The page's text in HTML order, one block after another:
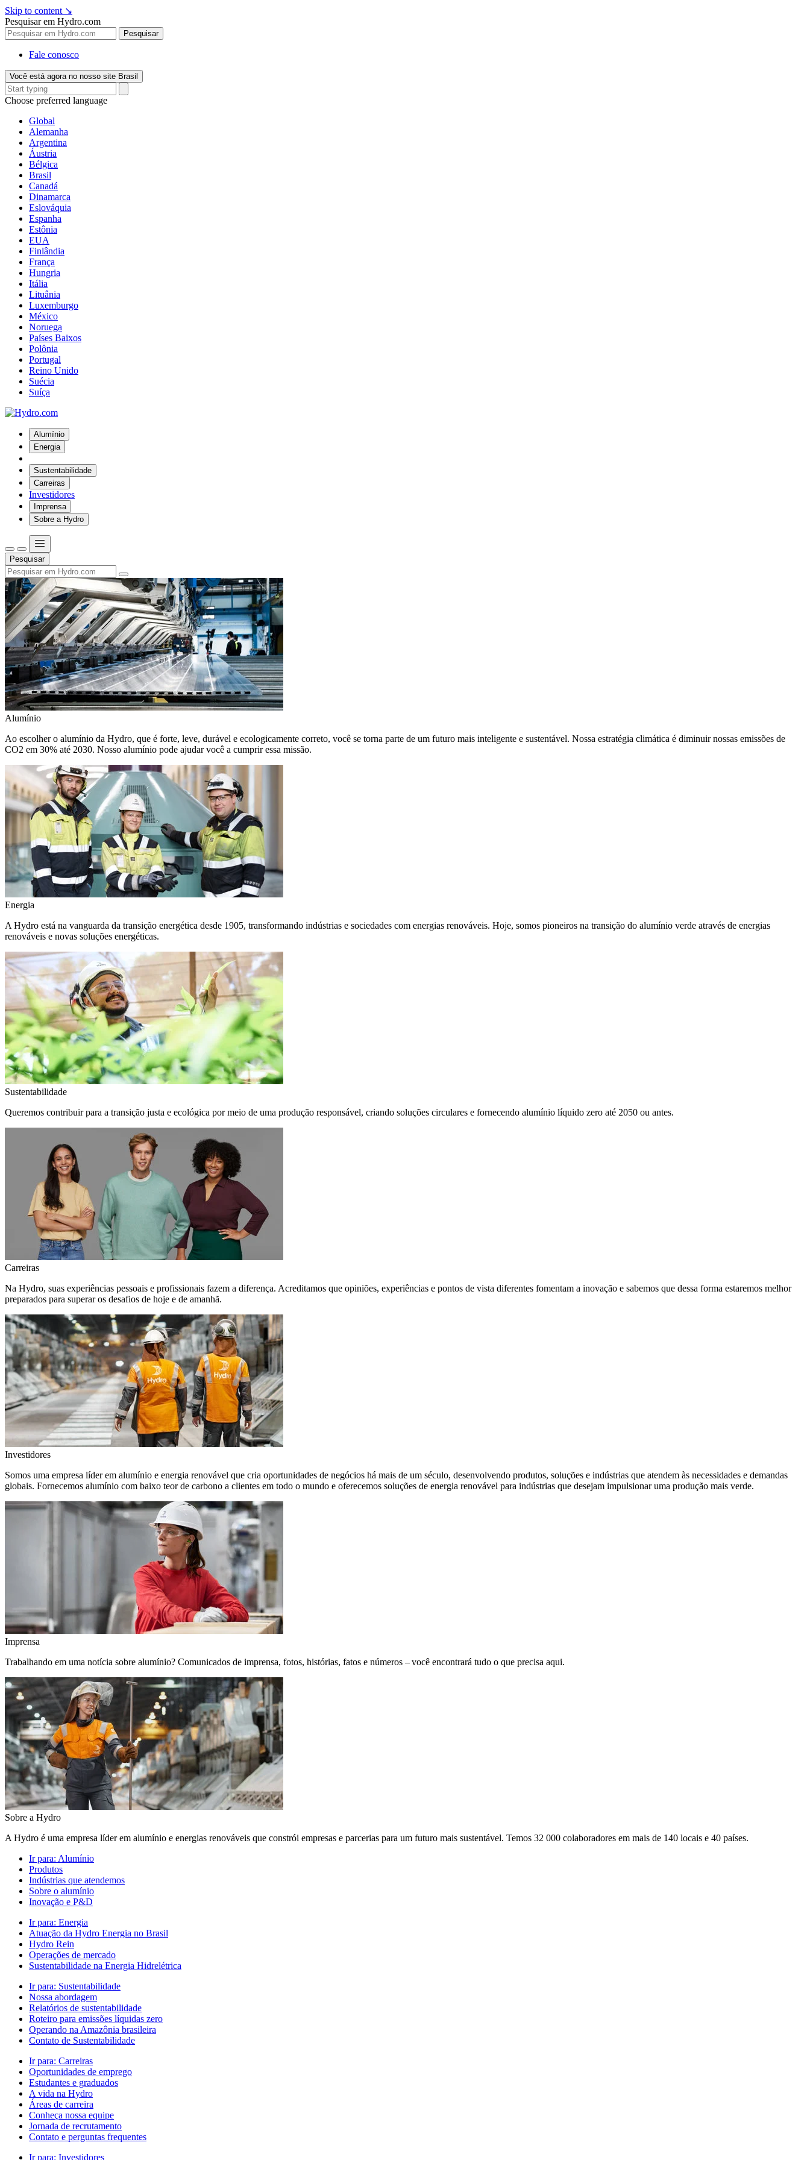
Skip to content ↘
Pesquisar em Hydro.com
Pesquisar
Fale conosco
Você está agora no nosso site Brasil
Choose preferred language
Global
Alemanha
Argentina
Áustria
Bélgica
Brasil
Canadá
Dinamarca
Eslováquia
Espanha
Estônia
EUA
Finlândia
França
Hungria
Itália
Lituânia
Luxemburgo
México
Noruega
Países Baixos
Polônia
Portugal
Reino Unido
Suécia
Suíça
Alumínio
Energia
Sustentabilidade
Carreiras
Investidores
Imprensa
Sobre a Hydro
Pesquisar
Alumínio
Ao escolher o alumínio da Hydro, que é forte, leve, durável e ecologicamente correto, você se torna parte de um futuro mais inteligente e sustentável. Nossa estratégia climática é diminuir nossas emissões de
CO2 em 30% até 2030. Nosso alumínio pode ajudar você a cumprir essa missão.
Energia
A Hydro está na vanguarda da transição energética desde 1905, transformando indústrias e sociedades com energias renováveis. Hoje, somos pioneiros na transição do alumínio verde através de energias
renováveis e novas soluções energéticas.
Sustentabilidade
Queremos contribuir para a transição justa e ecológica por meio de uma produção responsável, criando soluções circulares e fornecendo alumínio líquido zero até 2050 ou antes.
Carreiras
Na Hydro, suas experiências pessoais e profissionais fazem a diferença. Acreditamos que opiniões, experiências e pontos de vista diferentes fomentam a inovação e sabemos que dessa forma estaremos melhor
preparados para superar os desafios de hoje e de amanhã.
Investidores
Somos uma empresa líder em alumínio e energia renovável que cria oportunidades de negócios há mais de um século, desenvolvendo produtos, soluções e indústrias que atendem às necessidades e demandas
globais. Fornecemos alumínio com baixo teor de carbono a clientes em todo o mundo e oferecemos soluções de energia renovável para indústrias que desejam impulsionar uma produção mais verde.
Imprensa
Trabalhando em uma notícia sobre alumínio? Comunicados de imprensa, fotos, histórias, fatos e números – você encontrará tudo o que precisa aqui.
Sobre a Hydro
A Hydro é uma empresa líder em alumínio e energias renováveis que constrói empresas e parcerias para um futuro mais sustentável. Temos 32 000 colaboradores em mais de 140 locais e 40 países.
Ir para: Alumínio
Produtos
Indústrias que atendemos
Sobre o alumínio
Inovação e P&D
Ir para: Energia
Atuação da Hydro Energia no Brasil
Hydro Rein
Operações de mercado
Sustentabilidade na Energia Hidrelétrica
Ir para: Sustentabilidade
Nossa abordagem
Relatórios de sustentabilidade
Roteiro para emissões líquidas zero
Operando na Amazônia brasileira
Contato de Sustentabilidade
Ir para: Carreiras
Oportunidades de emprego
Estudantes e graduados
A vida na Hydro
Áreas de carreira
Conheça nossa equipe
Jornada de recrutamento
Contato e perguntas frequentes
Ir para: Investidores